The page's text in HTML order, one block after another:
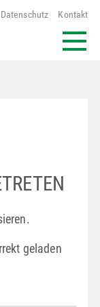
Datenschutz Kontakt
geladen